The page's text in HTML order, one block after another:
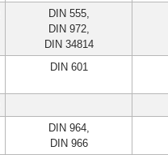
DIN 555,
DIN 972,
DIN 34814
DIN 601
DIN 964,
DIN 966